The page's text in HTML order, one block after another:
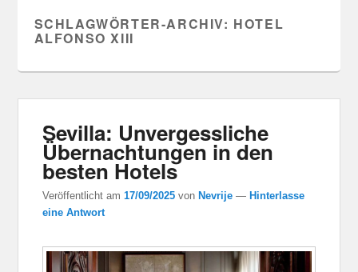
SCHLAGWÖRTER-ARCHIV: HOTEL
ALFONSO XIII
Sevilla: Unvergessliche
Übernachtungen in den
besten Hotels
Veröffentlicht am17/09/2025 von Nevrije — Hinterlasse
eine Antwort